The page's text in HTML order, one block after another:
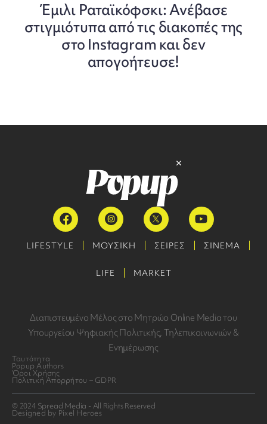
Έμιλι Ραταϊκόφσκι: Ανέβασε
στιγμιότυπα από τις διακοπές της
στο Instagram και δεν
απογοήτευσε!
LIFESTYLE ΜΟΥΣΙΚΗ ΣΕΙΡΕΣ ΣΙΝΕΜΑ
LIFE MARKET
Διαπιστευμένο Μέλος στο Μητρώο Online Media του
Υπουργείου Ψηφιακής Πολιτικής, Τηλεπικοινωνιών &
Ενημέρωσης
Ταυτότητα
Popup Authors
Όροι Χρήσης
Πολιτική Απορρήτου – GDPR
© 2024 Spread Media - All Rights Reserved
Designed by Pixel Heroes